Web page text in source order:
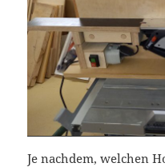
Je nachdem, welchen